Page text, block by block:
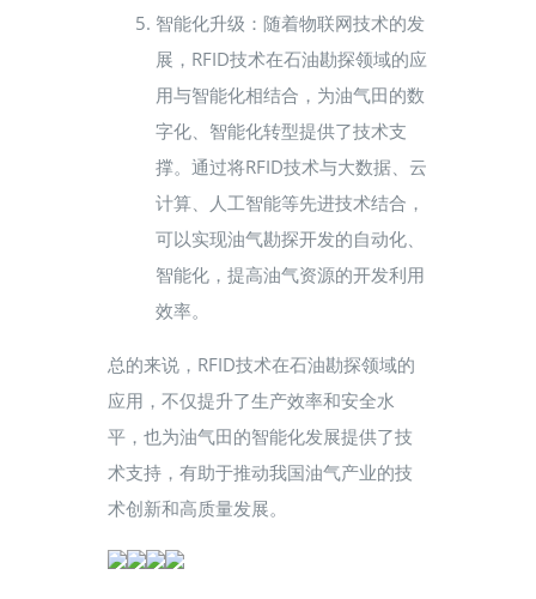
智能化升级：随着物联网技术的发
展，RFID技术在石油勘探领域的应
用与智能化相结合，为油气田的数
字化、智能化转型提供了技术支
撑。通过将RFID技术与大数据、云
计算、人工智能等先进技术结合，
可以实现油气勘探开发的自动化、
智能化，提高油气资源的开发利用
效率。
总的来说，RFID技术在石油勘探领域的
应用，不仅提升了生产效率和安全水
平，也为油气田的智能化发展提供了技
术支持，有助于推动我国油气产业的技
术创新和高质量发展。